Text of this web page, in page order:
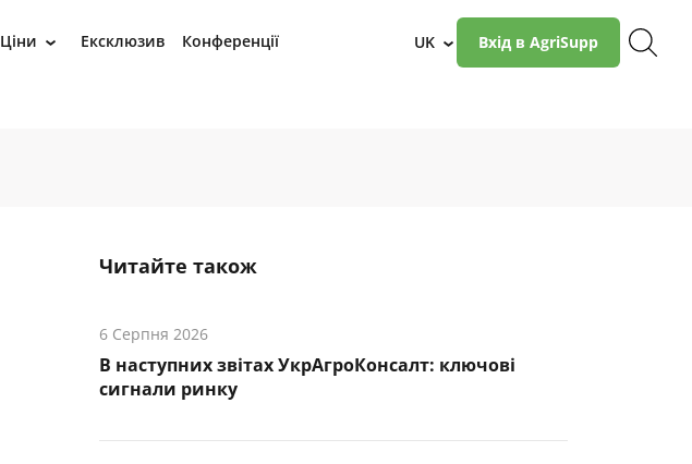
Ціни › Ексклюзив Конференції UK › Вхід в AgriSupp
Читайте також
6 Серпня 2026
В наступних звітах УкрАгроКонсалт: ключові
cигнали ринку